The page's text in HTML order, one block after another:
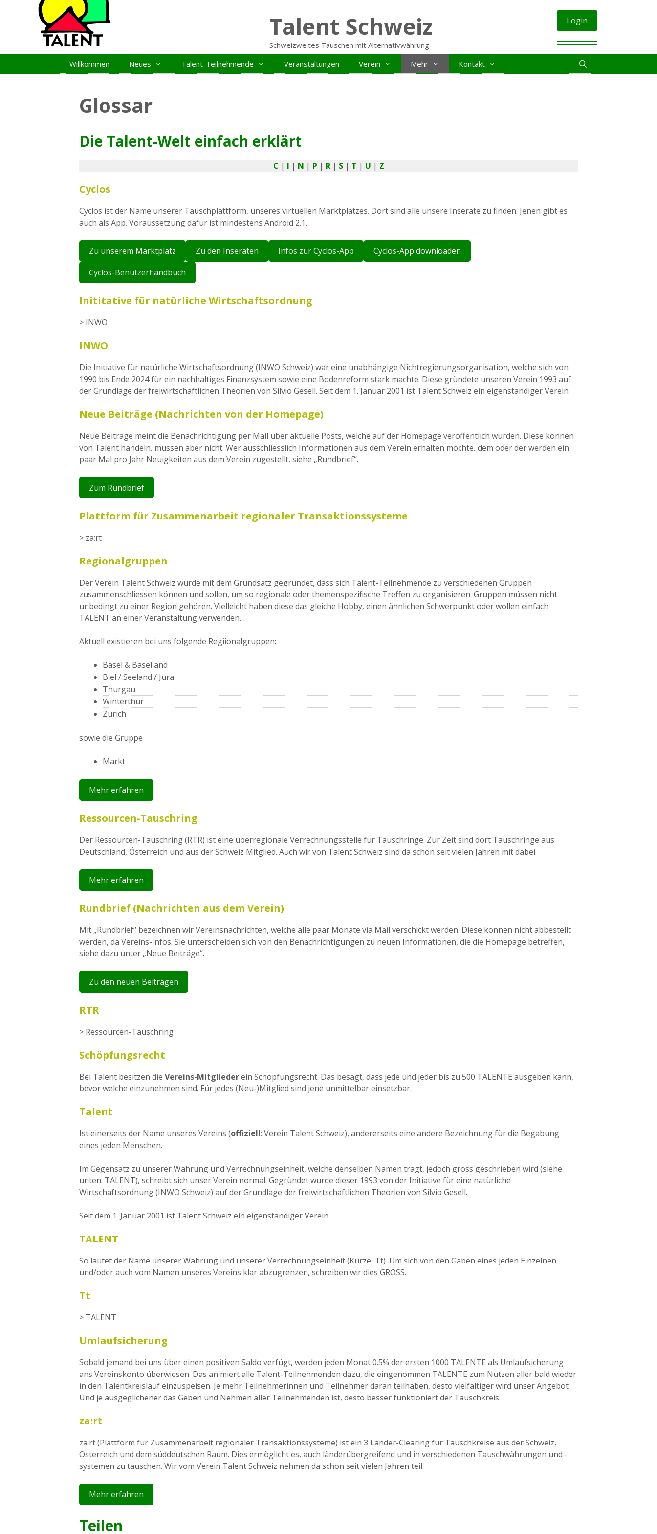
Login
Talent Schweiz
Schweizweites Tauschen mit Alternativwährung
Willkommen
Neues Talent-Teilnehmende Veranstaltungen Verein Mehr Kontakt
Glossar
Die Talent-Welt einfach erklärt
C | I | N | P | R| S| T | U | Z
Cyclos
Cyclos ist der Name unserer Tauschplattform, unseres virtuellen Marktplatzes. Dort sind alle unsere Inserate zu finden. Jenen gibt es
auch als App. Voraussetzung dafür ist mindestens Android 2.1.
Zu unserem Marktplatz Zu den Inseraten Infos zur Cyclos-App
Cyclos-App downloaden
Cyclos-Benutzerhandbuch
Inititative für natürliche Wirtschaftsordnung
> INWO
INWO
Die Initiative für natürliche Wirtschaftsordnung (INWO Schweiz) war eine unabhängige Nichtregierungsorganisation, welche sich von
1990 bis Ende 2024 für ein nachhaltiges Finanzsystem sowie eine Bodenreform stark machte. Diese gründete unseren Verein 1993 auf
der Grundlage der freiwirtschaftlichen Theorien von Silvio Gesell. Seit dem 1. Januar 2001 ist Talent Schweiz ein eigenständiger Verein.
Neue Beiträge (Nachrichten von der Homepage)
Neue Beiträge meint die Benachrichtigung per Mail über aktuelle Posts, welche auf der Homepage veröffentlich wurden. Diese können
von Talent handeln, müssen aber nicht. Wer ausschliesslich Informationen aus dem Verein erhalten möchte, dem oder der werden ein
paar Mal pro Jahr Neuigkeiten aus dem Verein zugestellt, siehe „Rundbrief“.
Zum Rundbrief
Plattform für Zusammenarbeit regionaler Transaktionssysteme
> za:rt
Regionalgruppen
Der Verein Talent Schweiz wurde mit dem Grundsatz gegründet, dass sich Talent-Teilnehmende zu verschiedenen Gruppen
zusammenschliessen können und sollen, um so regionale oder themenspezifische Treffen zu organisieren. Gruppen müssen nicht
unbedingt zu einer Region gehören. Vielleicht haben diese das gleiche Hobby, einen ähnlichen Schwerpunkt oder wollen einfach
TALENT an einer Veranstaltung verwenden.
Aktuell existieren bei uns folgende Regiionalgruppen:
Basel & Baselland
Biel / Seeland / Jura
Thurgau
Winterthur
Zürich
sowie die Gruppe
Markt
Mehr erfahren
Ressourcen-Tauschring
Der Ressourcen-Tauschring (RTR) ist eine überregionale Verrechnungsstelle für Tauschringe. Zur Zeit sind dort Tauschringe aus
Deutschland, Österreich und aus der Schweiz Mitglied. Auch wir von Talent Schweiz sind da schon seit vielen Jahren mit dabei.
Mehr erfahren
Rundbrief (Nachrichten aus dem Verein)
Mit „Rundbrief“ bezeichnen wir Vereinsnachrichten, welche alle paar Monate via Mail verschickt werden. Diese können nicht abbestellt
werden, da Vereins-Infos. Sie unterscheiden sich von den Benachrichtigungen zu neuen Informationen, die die Homepage betreffen,
siehe dazu unter „Neue Beiträge“.
Zu den neuen Beiträgen
RTR
> Ressourcen-Tauschring
Schöpfungsrecht
Bei Talent besitzen die Vereins-Mitgliederein Schöpfungsrecht. Das besagt, dass jede und jeder bis zu 500 TALENTE ausgeben kann,
bevor welche einzunehmen sind. Für jedes (Neu-)Mitglied sind jene unmittelbar einsetzbar.
Talent
Ist einerseits der Name unseres Vereins (offiziell: Verein Talent Schweiz), andererseits eine andere Bezeichnung für die Begabung
eines jeden Menschen.
Im Gegensatz zu unserer Währung und Verrechnungseinheit, welche denselben Namen trägt, jedoch gross geschrieben wird (siehe
unten: TALENT), schreibt sich unser Verein normal. Gegründet wurde dieser 1993 von der Initiative für eine natürliche
Wirtschaftsordnung (INWO Schweiz) auf der Grundlage der freiwirtschaftlichen Theorien von Silvio Gesell.
Seit dem 1. Januar 2001 ist Talent Schweiz ein eigenständiger Verein.
TALENT
So lautet der Name unserer Währung und unserer Verrechnungseinheit (Kürzel Tt). Um sich von den Gaben eines jeden Einzelnen
und/oder auch vom Namen unseres Vereins klar abzugrenzen, schreiben wir dies GROSS.
Tt
> TALENT
Umlaufsicherung
Sobald jemand bei uns über einen positiven Saldo verfügt, werden jeden Monat 0.5% der ersten 1000 TALENTE als Umlaufsicherung
ans Vereinskonto überwiesen. Das animiert alle Talent-Teilnehmenden dazu, die eingenommen TALENTE zum Nutzen aller bald wieder
in den Talentkreislauf einzuspeisen. Je mehr Teilnehmerinnen und Teilnehmer daran teilhaben, desto vielfältiger wird unser Angebot.
Und je ausgeglichener das Geben und Nehmen aller Teilnehmenden ist, desto besser funktioniert der Tauschkreis.
za:rt
za:rt (Plattform für Zusammenarbeit regionaler Transaktionssysteme) ist ein 3 Länder-Clearing für Tauschkreise aus der Schweiz,
Österreich und dem süddeutschen Raum. Dies ermöglicht es, auch länderübergreifend und in verschiedenen Tauschwährungen und -
systemen zu tauschen. Wir vom Verein Talent Schweiz nehmen da schon seit vielen Jahren teil.
Mehr erfahren
Teilen